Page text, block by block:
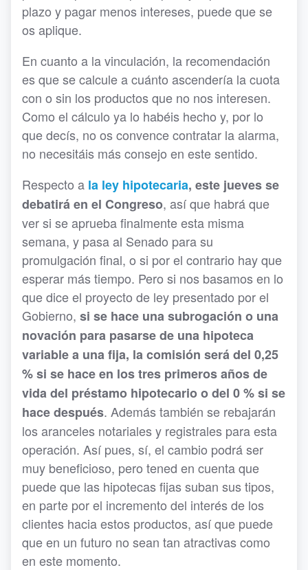
plazo y pagar menos intereses, puede que se
os aplique.
En cuanto a la vinculación, la recomendación
es que se calcule a cuánto ascendería la cuota
con o sin los productos que no nos interesen.
Como el cálculo ya lo habéis hecho y, por lo
que decís, no os convence contratar la alarma,
no necesitáis más consejo en este sentido.
Respecto a la ley hipotecaria, este jueves se
debatirá en el Congreso, así que habrá que
ver si se aprueba finalmente esta misma
semana, y pasa al Senado para su
promulgación final, o si por el contrario hay que
esperar más tiempo. Pero si nos basamos en lo
que dice el proyecto de ley presentado por el
Gobierno, si se hace una subrogación o una
novación para pasarse de una hipoteca
variable a una fija, la comisión será del 0,25
% si se hace en los tres primeros años de
vida del préstamo hipotecario o del 0 % si se
hace después. Además también se rebajarán
los aranceles notariales y registrales para esta
operación. Así pues, sí, el cambio podrá ser
muy beneficioso, pero tened en cuenta que
puede que las hipotecas fijas suban sus tipos,
en parte por el incremento del interés de los
clientes hacia estos productos, así que puede
que en un futuro no sean tan atractivas como
en este momento.